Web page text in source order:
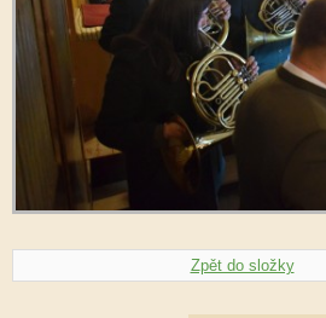
Zpět do složky